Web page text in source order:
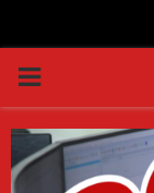
PRIMARY
MENU